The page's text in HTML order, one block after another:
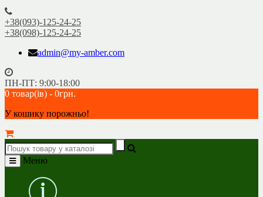
+38(093)-125-24-25
+38(098)-125-24-25
admin@my-amber.com
ПН-ПТ: 9:00-18:00
0 товар(ів) - 0грн.
У кошику порожньо!
Меню